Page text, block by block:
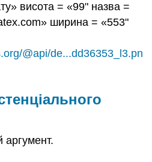
висота = «99" назва =
ширина = «553"
@api/de...dd36353_l3.pn
аргумент.